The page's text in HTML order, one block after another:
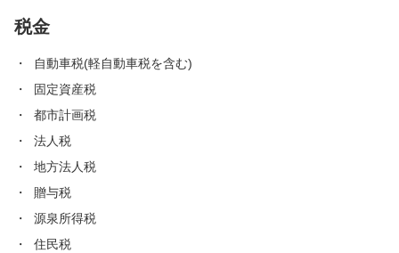
税金
自動車税(軽自動車税を含む)
固定資産税
都市計画税
法人税
地方法人税
贈与税
源泉所得税
住民税